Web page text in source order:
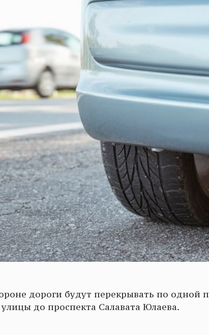
дороги будут перекрывать по одной
до проспекта Салавата Юлаева.